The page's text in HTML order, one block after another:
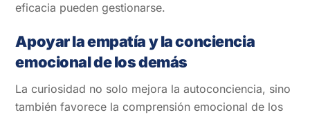
eficacia pueden gestionarse.
Apoyar la empatía y la conciencia
emocional de los demás
La curiosidad no solo mejora la autoconciencia, sino
también favorece la comprensión emocional de los